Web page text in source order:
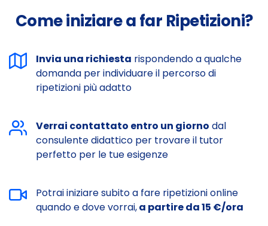
Come iniziare a far Ripetizioni?
Invia una richiesta rispondendo a qualche
domanda per individuare il percorso di
ripetizioni più adatto
Verrai contattato entro un giorno dal
consulente didattico per trovare il tutor
perfetto per le tue esigenze
Potrai iniziare subito a fare ripetizioni online
quando e dove vorrai,a partire da 15 €/ora